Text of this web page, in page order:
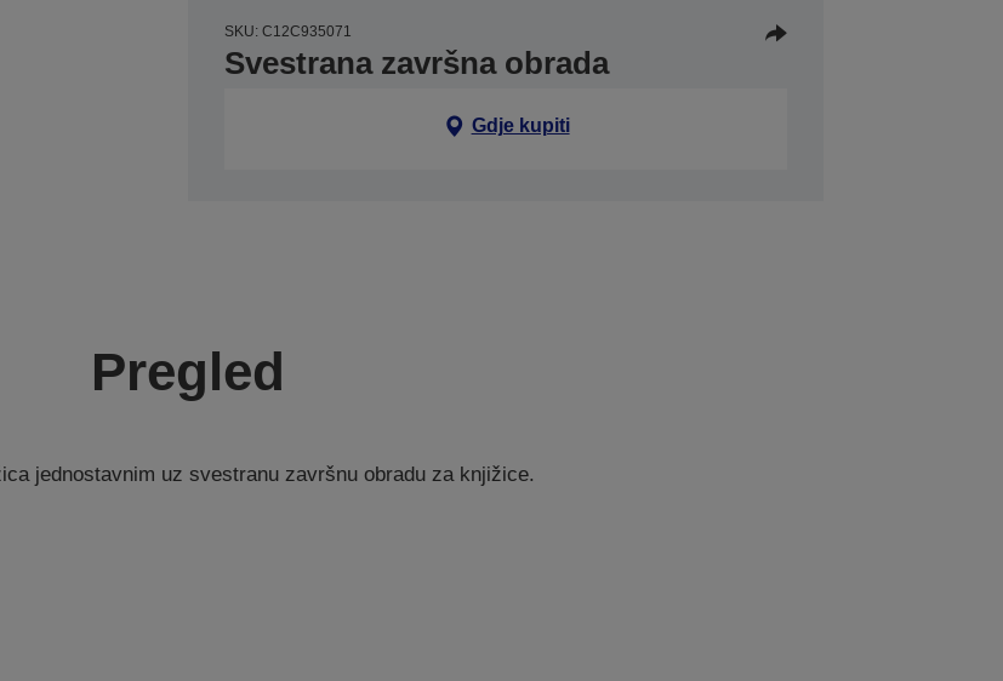
SKU: C12C935071
Svestrana završna obrada
Gdje kupiti
Pregled
jednostavnim uz svestranu završnu obradu za knjižice.